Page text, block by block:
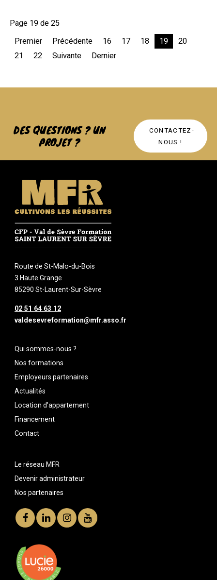
Page 19 de 25
Premier
Précédente 16 17 18 19
20
21
22 Suivante Dernier
DES QUESTIONS ? UN
PROJET ?
CONTACTEZ-
NOUS !
Route de St-Malo-du-Bois
3 Haute Grange
85290 St-Laurent-Sur-Sèvre
02 51 64 63 12
valdesevreformation@mfr.asso.fr
Qui sommes-nous ?
Nos formations
Employeurs partenaires
Actualités
Location d'appartement
Financement
Contact
Le réseau MFR
Devenir administrateur
Nos partenaires